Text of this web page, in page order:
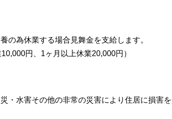
の為休業する場合見舞金を支給します。
10,000円、1ヶ月以上休業20,000円）
・水害その他の非常の災害により住居に損害